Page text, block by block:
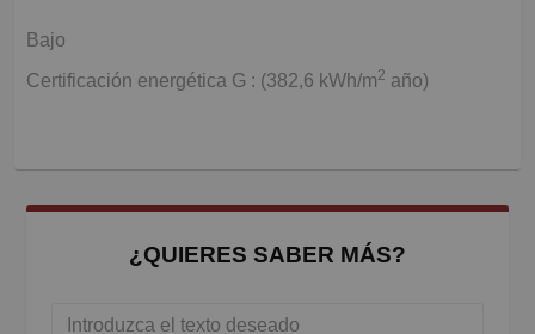
Bajo
Certificación energética G : (382,6 kWh/m2 año)
¿QUIERES SABER MÁS?